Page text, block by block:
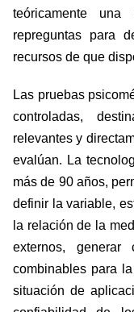
teóricamente una
repreguntas para
recursos de que
Las pruebas
controladas,
relevantes y
evalúan. La
más de 90 años,
definir la variable,
la relación de la
externos, generar
combinables para
situación de